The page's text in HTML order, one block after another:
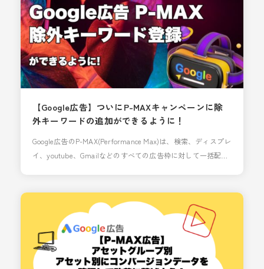
【Google広告】ついにP-MAXキャンペーンに除
外キーワードの追加ができるように！
Google広告のP-MAX(Performance Max)は、検索、ディスプレ
イ、youtube、Gmailなどのすべての広告枠に対して一括配信
徐々に確認できる内容や設定が多くなってきているP-MAXの
アップデー